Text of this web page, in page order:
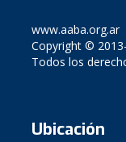
www.aaba.org.ar
Copyright ©
Todos los
Ubicación